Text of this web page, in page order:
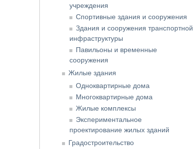
учреждения
Спортивные здания и сооружения
Здания и сооружения транспортной
инфраструктуры
Павильоны и временные
сооружения
Жилые здания
Одноквартирные дома
Многоквартирные дома
Жилые комплексы
Экспериментальное
проектирование жилых зданий
Градостроительство